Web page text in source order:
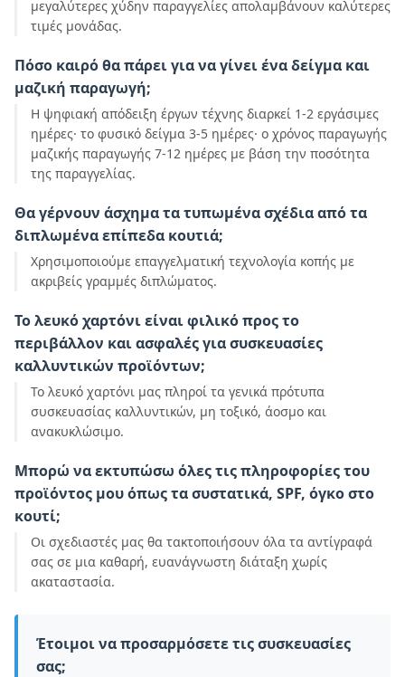
μεγαλύτερες χύδην παραγγελίες απολαμβάνουν καλύτερες
τιμές μονάδας.
Πόσο καιρό θα πάρει για να γίνει ένα δείγμα και
μαζική παραγωγή;
Η ψηφιακή απόδειξη έργων τέχνης διαρκεί 1-2 εργάσιμες
ημέρες· το φυσικό δείγμα 3-5 ημέρες· ο χρόνος παραγωγής
μαζικής παραγωγής 7-12 ημέρες με βάση την ποσότητα
της παραγγελίας.
Θα γέρνουν άσχημα τα τυπωμένα σχέδια από τα
διπλωμένα επίπεδα κουτιά;
Χρησιμοποιούμε επαγγελματική τεχνολογία κοπής με
ακριβείς γραμμές διπλώματος.
Το λευκό χαρτόνι είναι φιλικό προς το
περιβάλλον και ασφαλές για συσκευασίες
καλλυντικών προϊόντων;
Το λευκό χαρτόνι μας πληροί τα γενικά πρότυπα
συσκευασίας καλλυντικών, μη τοξικό, άοσμο και
ανακυκλώσιμο.
Μπορώ να εκτυπώσω όλες τις πληροφορίες του
προϊόντος μου όπως τα συστατικά, SPF, όγκο στο
κουτί;
Οι σχεδιαστές μας θα τακτοποιήσουν όλα τα αντίγραφά
σας σε μια καθαρή, ευανάγνωστη διάταξη χωρίς
ακαταστασία.
Έτοιμοι να προσαρμόσετε τις συσκευασίες
σας;